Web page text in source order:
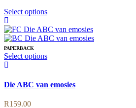
Select optionsThis
has
multiple
The
be
chosen
PAPERBACK
Select optionsThis
multiple
variants.
Die ABC van emosies
R159.00